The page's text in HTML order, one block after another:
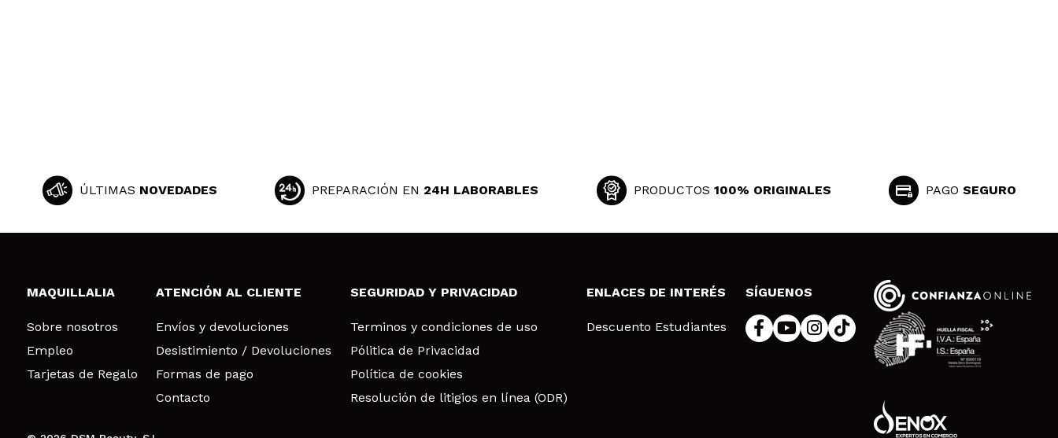
ÚLTIMAS NOVEDADES PREPARACIÓN EN 24H LABORABLES PRODUCTOS 100% ORIGINALES PAGO SEGURO
MAQUILLALIA
Sobre nosotros
Empleo
Tarjetas de Regalo
ATENCIÓN AL CLIENTE
Envíos y devoluciones
Desistimiento / Devoluciones
Formas de pago
Contacto
SEGURIDAD Y PRIVACIDAD
Terminos y condiciones de uso
Pólitica de Privacidad
Política de cookies
Resolución de litigios en línea (ODR)
ENLACES DE INTERÉS
Descuento Estudiantes
SÍGUENOS